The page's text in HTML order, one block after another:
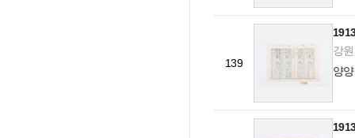
139
강
양